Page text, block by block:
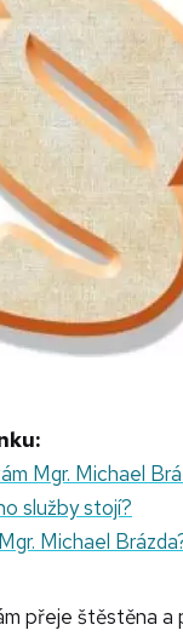
Mgr. Michael
služby stojí?
Michael
přeje štěstěna a